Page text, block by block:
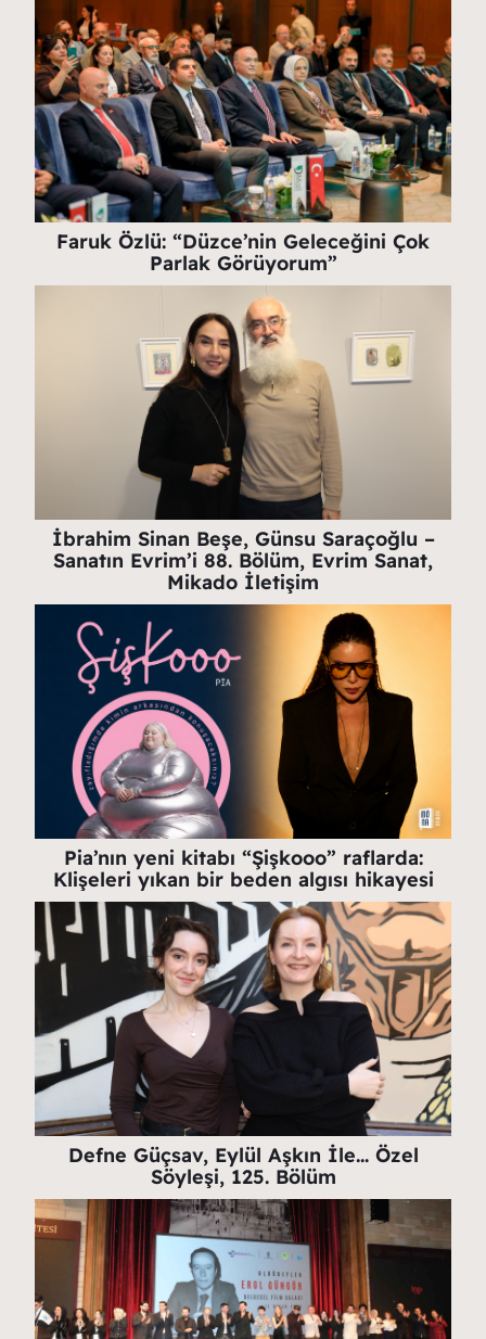
Faruk Özlü: “Düzce’nin Geleceğini Çok
Parlak Görüyorum”
İbrahim Sinan Beşe, Günsu Saraçoğlu –
Sanatın Evrim’i 88. Bölüm, Evrim Sanat,
Mikado İletişim
Pia’nın yeni kitabı “Şişkooo” raflarda:
Klişeleri yıkan bir beden algısı hikayesi
Defne Güçsav, Eylül Aşkın İle… Özel
Söyleşi, 125. Bölüm